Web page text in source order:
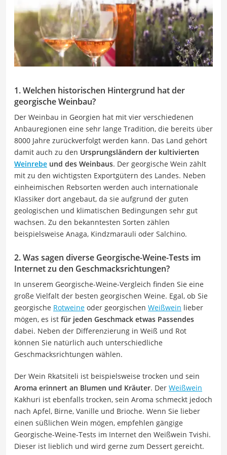
1. Welchen historischen Hintergrund hat der
georgische Weinbau?
Der Weinbau in Georgien hat mit vier verschiedenen
Anbauregionen eine sehr lange Tradition, die bereits über
8000 Jahre zurückverfolgt werden kann. Das Land gehört
damit auch zu den Ursprungsländern der kultivierten
Weinrebe und des Weinbaus. Der georgische Wein zählt
mit zu den wichtigsten Exportgütern des Landes. Neben
einheimischen Rebsorten werden auch internationale
Klassiker dort angebaut, da sie aufgrund der guten
geologischen und klimatischen Bedingungen sehr gut
wachsen. Zu den bekanntesten Sorten zählen
beispielsweise Anaga, Kindzmarauli oder Salchino.
2. Was sagen diverse Georgische-Weine-Tests im
Internet zu den Geschmacksrichtungen?
In unserem Georgische-Weine-Vergleich finden Sie eine
große Vielfalt der besten georgischen Weine. Egal, ob Sie
georgische Rotweine oder georgischen Weißwein lieber
mögen, es ist für jeden Geschmack etwas Passendes
dabei. Neben der Differenzierung in Weiß und Rot
können Sie natürlich auch unterschiedliche
Geschmacksrichtungen wählen.
Der Wein Rkatsiteli ist beispielsweise trocken und sein
Aroma erinnert an Blumen und Kräuter. Der Weißwein
Kakhuri ist ebenfalls trocken, sein Aroma schmeckt jedoch
nach Apfel, Birne, Vanille und Brioche. Wenn Sie lieber
einen süßlichen Wein mögen, empfehlen gängige
Georgische-Weine-Tests im Internet den Weißwein Tvishi.
Dieser ist lieblich und wird gerne zum Dessert gereicht.